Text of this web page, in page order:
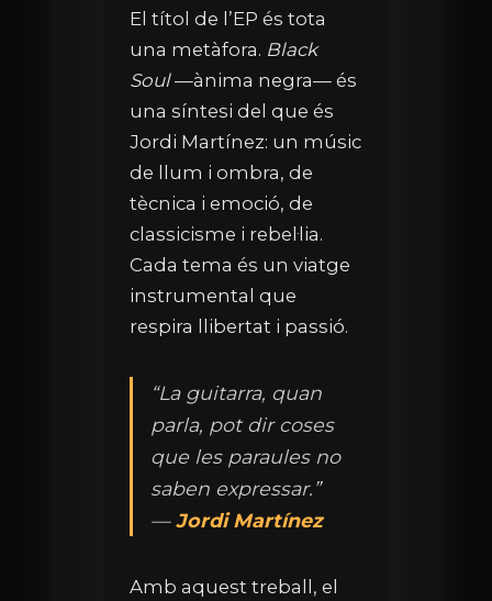
El títol de l’EP és tota
una metàfora. Black
Soul—ànima negra— és
una síntesi del que és
Jordi Martínez: un músic
de llum i ombra, de
tècnica i emoció, de
classicisme i rebel·lia.
Cada tema és un viatge
instrumental que
respira llibertat i passió.
“La guitarra, quan
parla, pot dir coses
que les paraules no
saben expressar.”
—Jordi Martínez
Amb aquest treball, el